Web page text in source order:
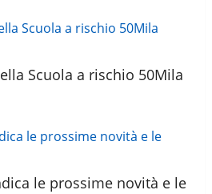
Scuola a rischio 50Mila
le prossime novità e le